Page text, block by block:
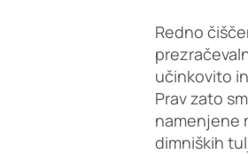
Redno
učinkovito
Prav zato
namenjene
dimniških